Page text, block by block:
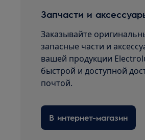
Запчасти и
Заказывайте
запасные части и
вашей продукции
быстрой и доступной
почтой.
В интернет-магазин